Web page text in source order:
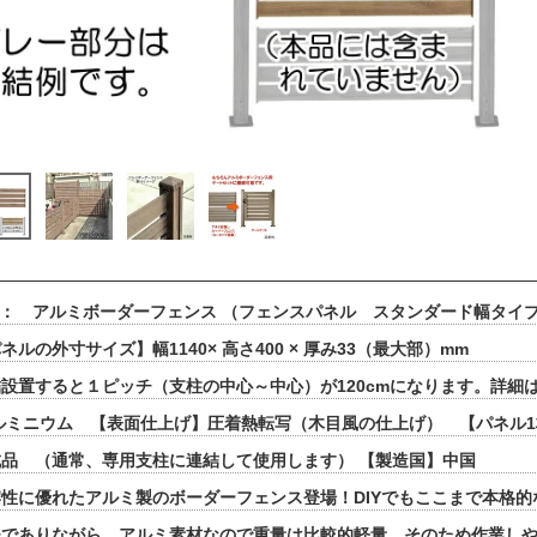
アルミボーダーフェンス （フェンスパネル スタンダード幅タ
ルの外寸サイズ】幅1140× 高さ400 × 厚み33（最大部）mm
置すると１ピッチ（支柱の中心～中心）が120cmになります。詳細
ミニウム 【表面仕上げ】圧着熱転写（木目風の仕上げ） 【パネル
（通常、専用支柱に連結して使用します） 【製造国】中国
に優れたアルミ製のボーダーフェンス登場！DIYでもここまで本格